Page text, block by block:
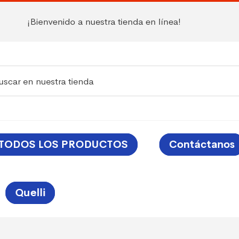
¡Bienvenido a nuestra tienda en línea!
LOS PRODUCTOS Contáctanos
Quelli